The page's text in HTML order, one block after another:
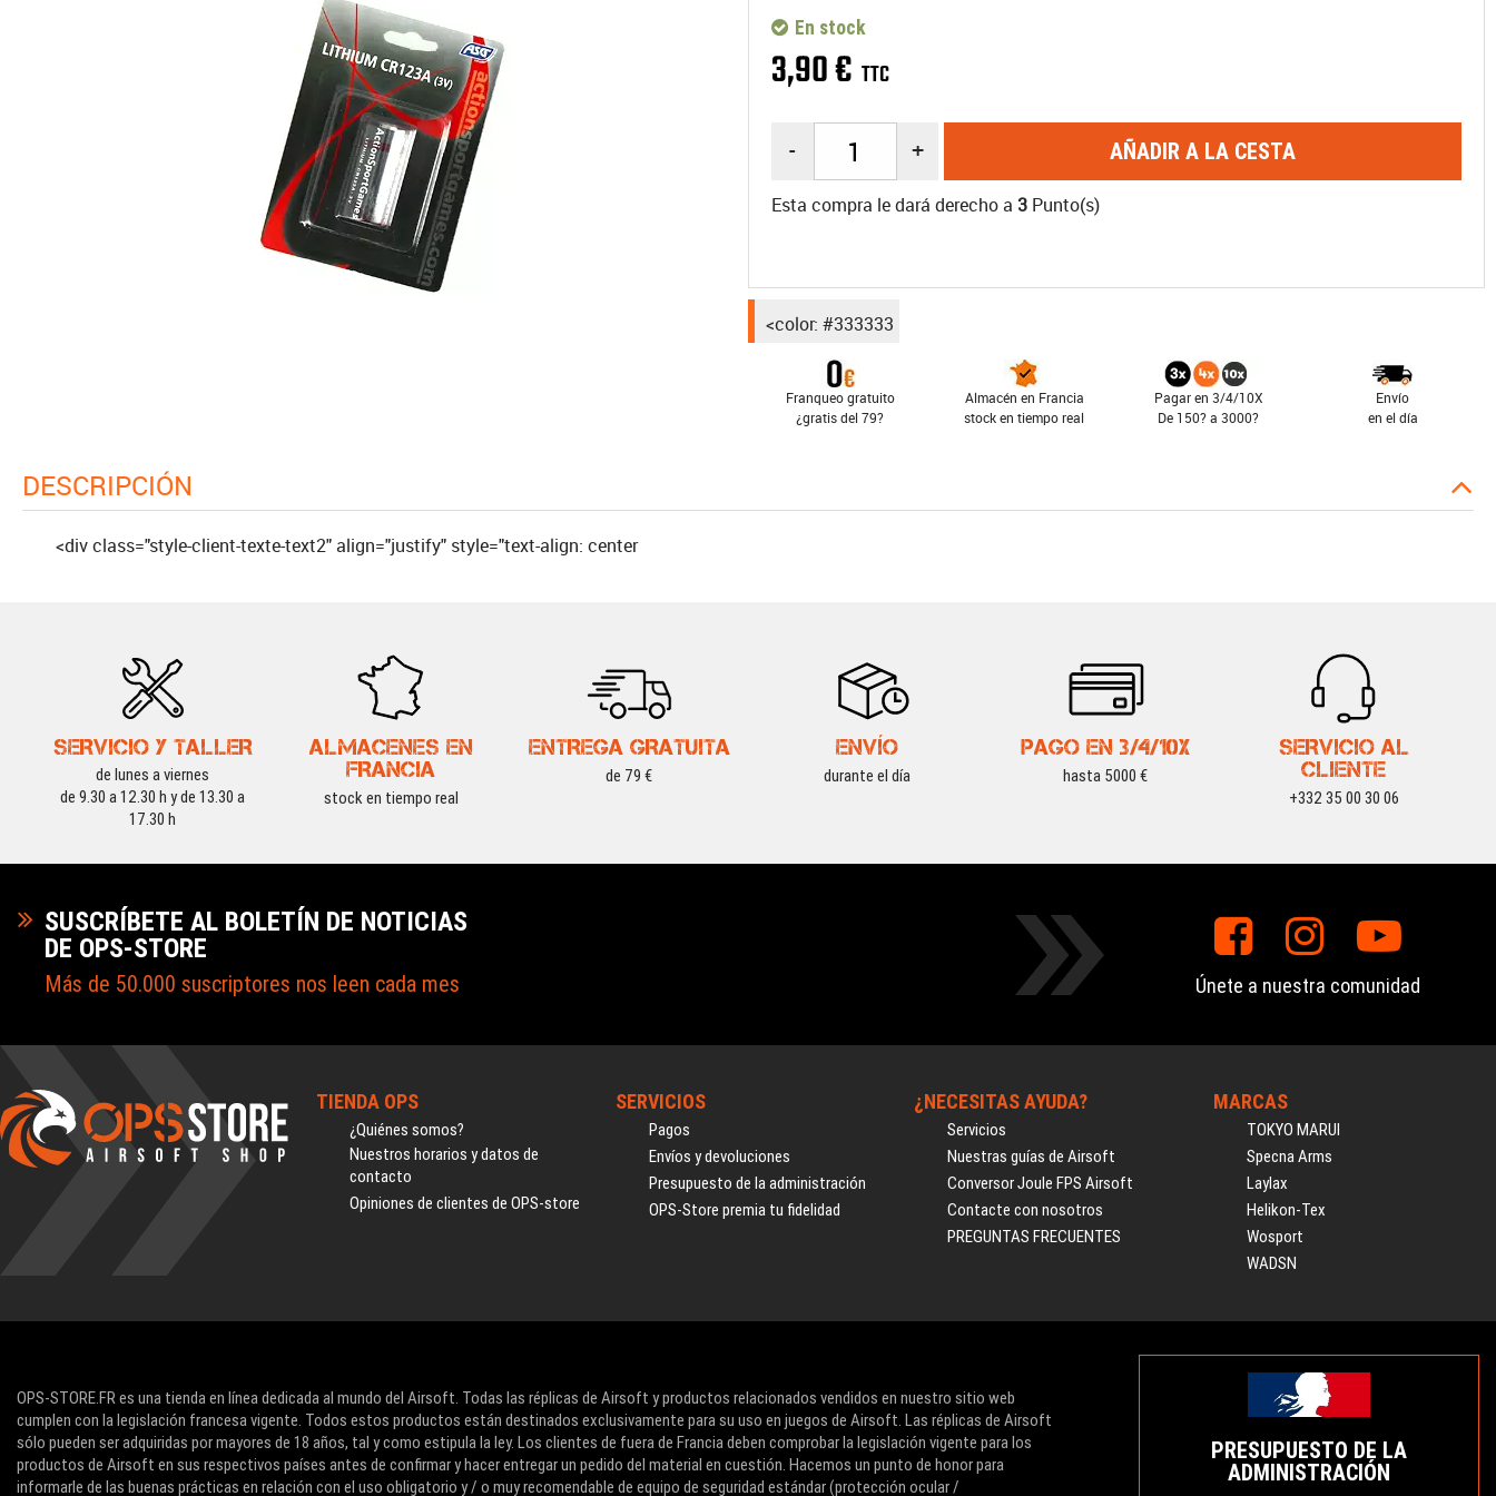
3,90€ TTC
En stock
- + AÑADIR A LA CESTA
Esta compra le dará derecho a 3 Punto(s)
<color: #333333
Franqueo gratuito
¿gratis del 79?
Almacén en Francia
stock en tiempo real
Pagar en 3/4/10X
De 150? a 3000?
Envío
en el día
DESCRIPCIÓN
<div class="style-client-texte-text2" align="justify" style="text-align: center
SERVICIO Y TALLER
de lunes a viernes
de 9.30 a 12.30 h y de 13.30 a
17.30 h
ALMACENES EN
FRANCIA
stock en tiempo real
ENTREGA GRATUITA
de 79 €
ENVÍO
durante el día
PAGO EN 3/4/10X
hasta 5000 €
SERVICIO AL
CLIENTE
+332 35 00 30 06
SUSCRÍBETE AL BOLETÍN DE NOTICIAS
DE OPS-STORE
Más de 50.000 suscriptores nos leen cada mes Únete a nuestra comunidad
TIENDA OPS
¿Quiénes somos?
Nuestros horarios y datos de
contacto
Opiniones de clientes de OPS-store
SERVICIOS
Pagos
Envíos y devoluciones
Presupuesto de la administración
OPS-Store premia tu fidelidad
¿NECESITAS AYUDA?
Servicios
Nuestras guías de Airsoft
Conversor Joule FPS Airsoft
Contacte con nosotros
PREGUNTAS FRECUENTES
MARCAS
TOKYO MARUI
Specna Arms
Laylax
Helikon-Tex
Wosport
WADSN
OPS-STORE.FR es una tienda en línea dedicada al mundo del Airsoft. Todas las réplicas de Airsoft y productos relacionados vendidos en nuestro sitio web
cumplen con la legislación francesa vigente. Todos estos productos están destinados exclusivamente para su uso en juegos de Airsoft. Las réplicas de Airsoft
sólo pueden ser adquiridas por mayores de 18 años, tal y como estipula la ley. Los clientes de fuera de Francia deben comprobar la legislación vigente para los
productos de Airsoft en sus respectivos países antes de confirmar y hacer entregar un pedido del material en cuestión. Hacemos un punto de honor para
informarle de las buenas prácticas en relación con el uso obligatorio y / o muy recomendable de equipo de seguridad estándar (protección ocular /
PRESUPUESTO DE LA
ADMINISTRACIÓN